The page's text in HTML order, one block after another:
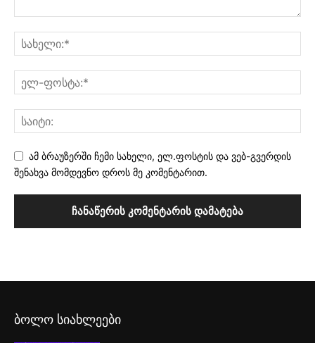
ამ ბრაუზერში ჩემი სახელი, ელ.ფოსტის და ვებ-გვერდის
შენახვა მომდევნო დროს მე კომენტარით.
ბოლო სიახლეები